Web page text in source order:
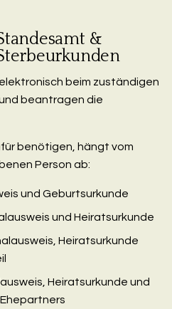
&
beim zuständigen
beantragen die
benötigen, hängt vom
Person ab:
und Geburtsurkunde
und Heiratsurkunde
Heiratsurkunde
Heiratsurkunde und